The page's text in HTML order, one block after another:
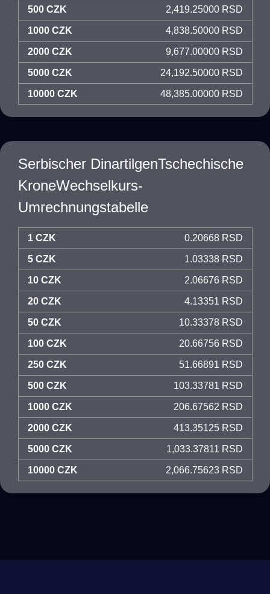
500 CZK 2,419.25000 RSD
1000 CZK 4,838.50000 RSD
2000 CZK 9,677.00000 RSD
5000 CZK 24,192.50000 RSD
10000 CZK 48,385.00000 RSD
Serbischer DinartilgenTschechische
KroneWechselkurs-
Umrechnungstabelle
1 CZK 0.20668 RSD
5 CZK 1.03338 RSD
10 CZK 2.06676 RSD
20 CZK 4.13351 RSD
50 CZK 10.33378 RSD
100 CZK 20.66756 RSD
250 CZK 51.66891 RSD
500 CZK 103.33781 RSD
1000 CZK 206.67562 RSD
2000 CZK 413.35125 RSD
5000 CZK 1,033.37811 RSD
10000 CZK 2,066.75623 RSD